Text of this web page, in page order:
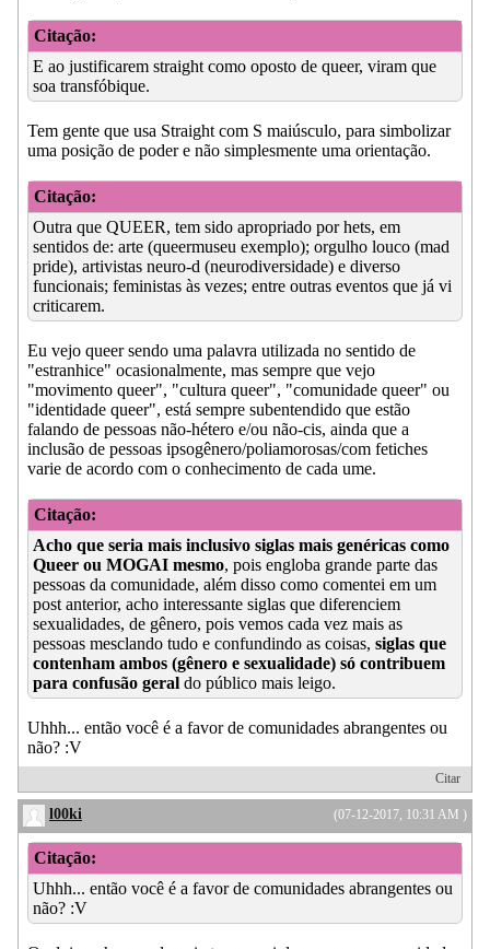
Citação:
E ao justificarem straight como oposto de queer, viram que
soa transfóbique.
Tem gente que usa Straight com S maiúsculo, para simbolizar
uma posição de poder e não simplesmente uma orientação.
Citação:
Outra que QUEER, tem sido apropriado por hets, em
sentidos de: arte (queermuseu exemplo); orgulho louco (mad
pride), artivistas neuro-d (neurodiversidade) e diverso
funcionais; feministas às vezes; entre outras eventos que já vi
criticarem.
Eu vejo queer sendo uma palavra utilizada no sentido de
"estranhice" ocasionalmente, mas sempre que vejo
"movimento queer", "cultura queer", "comunidade queer" ou
"identidade queer", está sempre subentendido que estão
falando de pessoas não-hétero e/ou não-cis, ainda que a
inclusão de pessoas ipsogênero/poliamorosas/com fetiches
varie de acordo com o conhecimento de cada ume.
Citação:
Acho que seria mais inclusivo siglas mais genéricas como
Queer ou MOGAI mesmo, pois engloba grande parte das
pessoas da comunidade, além disso como comentei em um
post anterior, acho interessante siglas que diferenciem
sexualidades, de gênero, pois vemos cada vez mais as
pessoas mesclando tudo e confundindo as coisas, siglas que
contenham ambos (gênero e sexualidade) só contribuem
para confusão geral do público mais leigo.
Uhhh... então você é a favor de comunidades abrangentes ou
não? :V
Citar
(07-12-2017, 10:31 AM )
l00ki
Citação:
Uhhh... então você é a favor de comunidades abrangentes ou
não? :V